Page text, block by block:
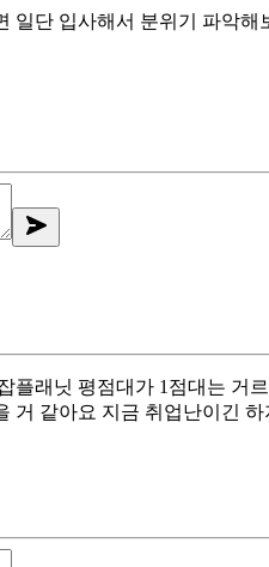
일단 입사해서 분위기 파악
플래닛 평점대가 1점대는 거
거 같아요 지금 취업난이긴